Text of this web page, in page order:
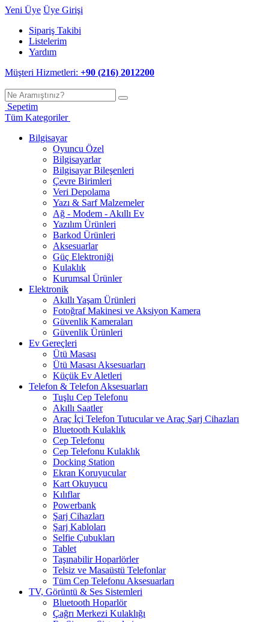
Yeni Üye Üye Girişi
Sipariş Takibi
Listelerim
Yardım
Müşteri Hizmetleri: +90 (216) 2012200
Sepetim
Tüm Kategoriler
Bilgisayar
Oyuncu Özel
Bilgisayarlar
Bilgisayar Bileşenleri
Çevre Birimleri
Veri Depolama
Yazı & Sarf Malzemeler
Ağ - Modem - Akıllı Ev
Yazılım Ürünleri
Barkod Ürünleri
Aksesuarlar
Güç Elektroniği
Kulaklık
Kurumsal Ürünler
Elektronik
Akıllı Yaşam Ürünleri
Fotoğraf Makinesi ve Aksiyon Kamera
Güvenlik Kameraları
Güvenlik Ürünleri
Ev Gereçleri
Ütü Masası
Ütü Masası Aksesuarları
Küçük Ev Aletleri
Telefon & Telefon Aksesuarları
Tuşlu Cep Telefonu
Akıllı Saatler
Araç İçi Telefon Tutucular ve Araç Şarj Cihazları
Bluetooth Kulaklık
Cep Telefonu
Cep Telefonu Kulaklık
Docking Station
Ekran Koruyucular
Kart Okuyucu
Kılıflar
Powerbank
Şarj Cihazları
Şarj Kabloları
Selfie Çubukları
Tablet
Taşınabilir Hoparlörler
Telsiz ve Masaüstü Telefonlar
Tüm Cep Telefonu Aksesuarları
TV, Görüntü & Ses Sistemleri
Bluetooth Hoparlör
Çağrı Merkezi Kulaklığı